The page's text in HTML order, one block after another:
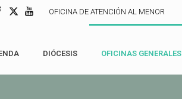
OFICINA DE ATENCIÓN AL MENOR
DIÓCESIS OFICINAS GENERALES